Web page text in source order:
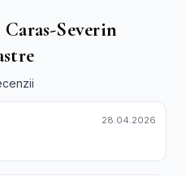
Severin
28.04.2026